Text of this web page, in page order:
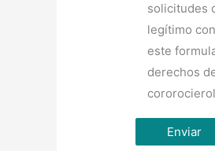
solicitudes
legítimo
este
derechos